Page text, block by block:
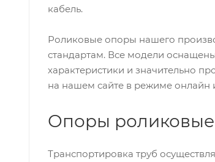
кабель.
Роликовые опоры нашего
стандартам. Все модели
характеристики и значительно
на нашем сайте в режиме онлайн
Опоры роликовые
Транспортировка труб